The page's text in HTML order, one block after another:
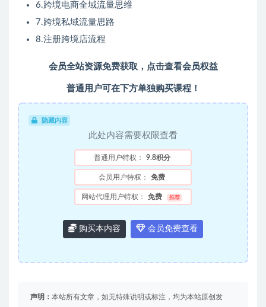
6.跨境电商全域流量思维
7.跨境私域流量思路
8.注册跨境店流程
会员全站资源免费获取，点击查看会员权益
普通用户可在下方单独购买课程！
隐藏内容
此处内容需要权限查看
普通用户特权： 9.8积分
会员用户特权： 免费
网站代理用户特权： 免费 推荐
购买本内容 会员免费查看
声明： 本站所有文章，如无特殊说明或标注，均为本站原创发